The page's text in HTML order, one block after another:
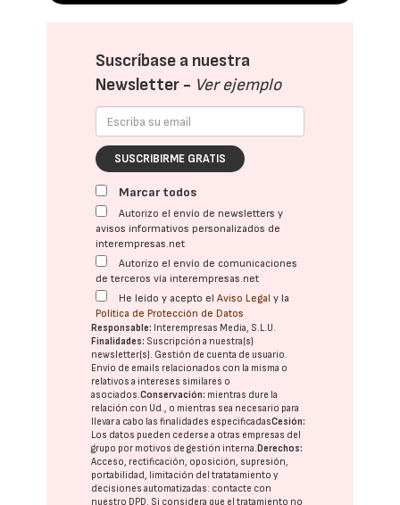
Suscríbase a nuestra
Newsletter - Ver ejemplo
SUSCRIBIRME GRATIS
Marcar todos
Autorizo el envío de newsletters y
avisos informativos personalizados de
interempresas.net
Autorizo el envío de comunicaciones
de terceros vía interempresas.net
He leído y acepto elAviso Legal y la
Política de Protección de Datos
Responsable: Interempresas Media, S.L.U.
Finalidades: Suscripción a nuestra(s)
newsletter(s). Gestión de cuenta de usuario.
Envío de emails relacionados con la misma o
relativos a intereses similares o
asociados.Conservación: mientras dure la
relación con Ud., o mientras sea necesario para
llevar a cabo las finalidades especificadasCesión:
Los datos pueden cederse a otras empresas del
grupo por motivos de gestión interna. Derechos:
Acceso, rectificación, oposición, supresión,
portabilidad, limitación del tratatamiento y
decisiones automatizadas: contacte con
nuestro DPD. Si considera que el tratamiento no